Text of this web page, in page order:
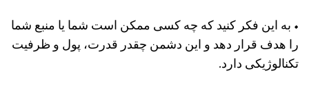
• به این فکر کنید که چه کسی ممکن است شما یا منبع شما
را هدف قرار دهد و این دشمن چقدر قدرت، پول و ظرفیت
تکنالوژیکی دارد.